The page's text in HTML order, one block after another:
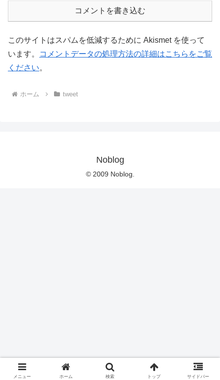
コメントを書き込む
このサイトはスパムを低減するために Akismet を使って
います。
コメントデータの処理方法の詳細はこちらをご覧
ください。
ホーム tweet
Noblog
© 2009 Noblog.
メニュー ホーム 検索 トップ サイドバー